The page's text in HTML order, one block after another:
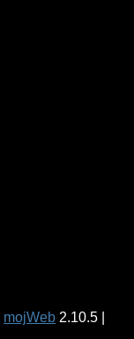
mojWeb 2.10.5 |